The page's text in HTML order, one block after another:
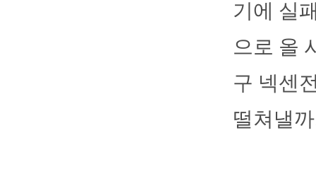
기에 실
으로 올
구 넥센
떨쳐낼